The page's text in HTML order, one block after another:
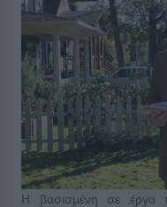
Η βασισμένη σε έργο